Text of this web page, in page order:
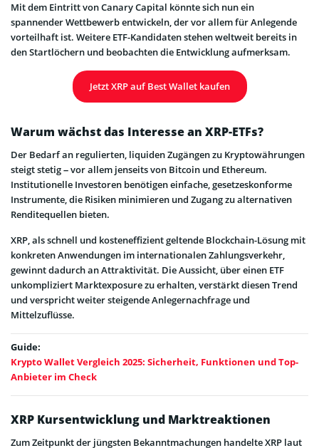
Mit dem Eintritt von Canary Capital könnte sich nun ein
spannender Wettbewerb entwickeln, der vor allem für Anlegende
vorteilhaft ist. Weitere ETF-Kandidaten stehen weltweit bereits in
den Startlöchern und beobachten die Entwicklung aufmerksam.
Jetzt XRP auf Best Wallet kaufen
Warum wächst das Interesse an XRP-ETFs?
Der Bedarf an regulierten, liquiden Zugängen zu Kryptowährungen
steigt stetig – vor allem jenseits von Bitcoin und Ethereum.
Institutionelle Investoren benötigen einfache, gesetzeskonforme
Instrumente, die Risiken minimieren und Zugang zu alternativen
Renditequellen bieten.
XRP, als schnell und kosteneffizient geltende Blockchain-Lösung mit
konkreten Anwendungen im internationalen Zahlungsverkehr,
gewinnt dadurch an Attraktivität. Die Aussicht, über einen ETF
unkompliziert Marktexposure zu erhalten, verstärkt diesen Trend
und verspricht weiter steigende Anlegernachfrage und
Mittelzuflüsse.
Guide:
Krypto Wallet Vergleich 2025: Sicherheit, Funktionen und Top-
Anbieter im Check
XRP Kursentwicklung und Marktreaktionen
Zum Zeitpunkt der jüngsten Bekanntmachungen handelte XRP laut